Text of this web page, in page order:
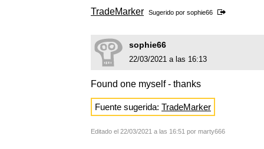
TradeMarker Sugerido por sophie66
sophie66
22/03/2021 a las 16:13
Found one myself - thanks
Fuente sugerida: TradeMarker
Editado el 22/03/2021 a las 16:51 por marty666